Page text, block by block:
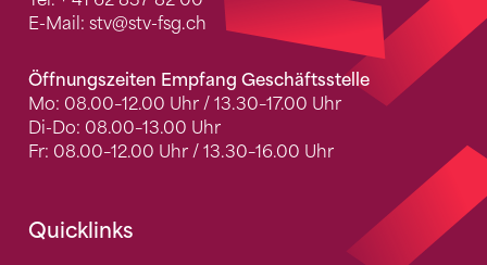
E-Mail: stv@stv-fsg.ch
Öffnungszeiten Empfang Geschäftsstelle
Mo: 08.00–12.00 Uhr / 13.30–17.00 Uhr
Di-Do: 08.00–13.00 Uhr
Fr: 08.00–12.00 Uhr / 13.30–16.00 Uhr
Quicklinks